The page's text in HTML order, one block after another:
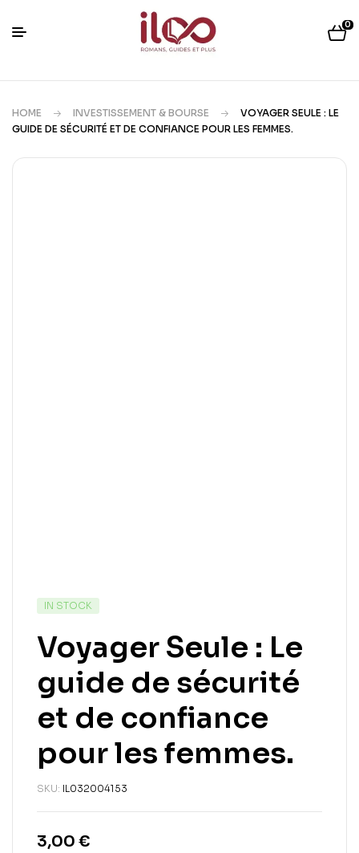
0
HOME INVESTISSEMENT & BOURSE
VOYAGER SEULE : LE
GUIDE DE SÉCURITÉ ET DE CONFIANCE POUR LES FEMMES.
IN STOCK
Voyager Seule : Le
guide de sécurité
et de confiance
pour les femmes.
SKU: IL032004153
3,00 €